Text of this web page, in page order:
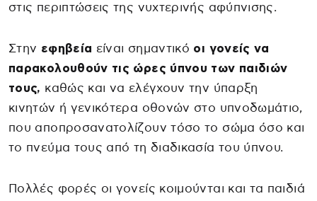
στις περιπτώσεις της νυχτερινής αφύπνισης.
Στην εφηβεία είναι σημαντικό οι γονείς να
παρακολουθούν τις ώρες ύπνου των παιδιών
τους, καθώς και να ελέγχουν την ύπαρξη
κινητών ή γενικότερα οθονών στο υπνοδωμάτιο,
που αποπροσανατολίζουν τόσο το σώμα όσο και
το πνεύμα τους από τη διαδικασία του ύπνου.
Πολλές φορές οι γονείς κοιμούνται και τα παιδιά